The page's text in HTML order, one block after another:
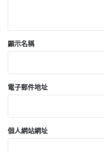
顯示名稱
電子郵件地址
個人網站網址